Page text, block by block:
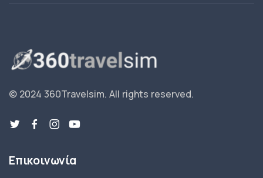
© 2024 360Travelsim. All rights reserved.
Επικοινωνία